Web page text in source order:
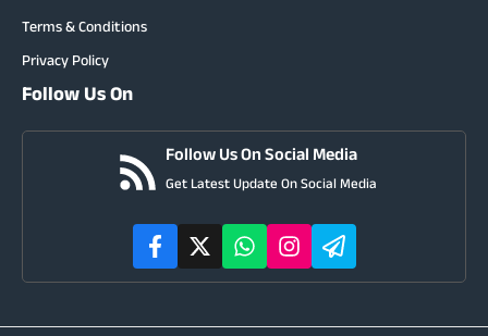
Terms & Conditions
Privacy Policy
Follow Us On
Follow Us On Social Media
Get Latest Update On Social Media